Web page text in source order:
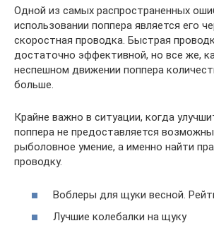
Одной из самых распространенных
использовании поппера является его
скоростная проводка. Быстрая
достаточно эффективной, но все же,
неспешном движении поппера
больше.
Крайне важно в ситуации, когда
поппера не предоставляется
рыболовное умение, а именно найти
проводку.
Воблеры для щуки весной.
Лучшие колебалки на щуку